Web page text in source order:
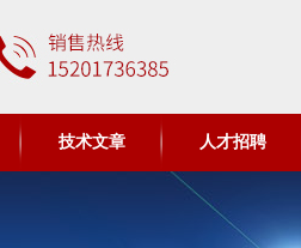
技术文章 人才招聘